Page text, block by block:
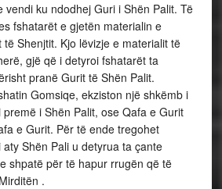
vendi ku ndodhej Guri i Shën Palit. Të
fshatarët e gjetën materialin e
Shenjtit. Kjo lëvizje e materialit të
gjë që i detyroi fshatarët ta
pranë Gurit të Shën Palit.
Gomsiqe, ekziston një shkëmb i
i Shën Palit, ose Qafa e Gurit
e Gurit. Për të ende tregohet
Shën Pali u detyrua ta çante
shpatë për të hapur rrugën që të
.